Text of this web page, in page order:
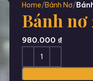
Home Bánh Nơ
Bánh nơ
980.000 ₫